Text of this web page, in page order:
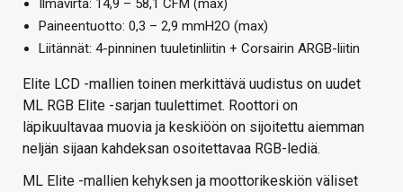
Ilmavirta: 14,9 – 58,1 CFM (max)
Paineentuotto: 0,3 – 2,9 mmH2O (max)
Liitännät: 4-pinninen tuuletinliitin + Corsairin ARGB-liitin
Elite LCD -mallien toinen merkittävä uudistus on uudet
ML RGB Elite -sarjan tuulettimet. Roottori on
läpikuultavaa muovia ja keskiöön on sijoitettu aiemman
neljän sijaan kahdeksan osoitettavaa RGB-lediä.
ML Elite -mallien kehyksen ja moottorikeskiön väliset